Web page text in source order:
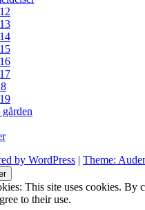
by WordPress | Theme:
This site uses cookies. By
to their use.